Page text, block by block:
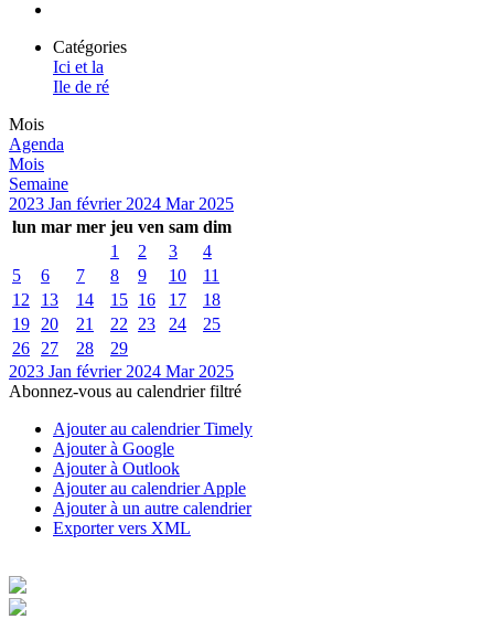
Catégories
Ici et la
Ile de ré
Mois
Agenda
Mois
Semaine
2023 Jan février 2024 Mar 2025
lun mar mer jeu ven sam dim
1
2 3
4
5
6 7 8 9 10
11
12
13 14 15 16 17
18
19
20 21 22 23 24
25
26
27 28
29
2023 Jan février 2024 Mar 2025
Abonnez-vous au calendrier filtré
Ajouter au calendrier Timely
Ajouter à Google
Ajouter à Outlook
Ajouter au calendrier Apple
Ajouter à un autre calendrier
Exporter vers XML